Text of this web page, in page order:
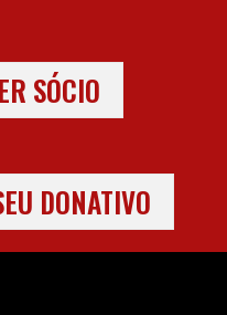
SÓCIO
DONATIVO